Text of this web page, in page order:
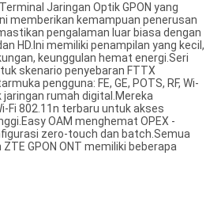
Jaringan Optik GPON yang
memberikan kemampuan penerusan
pengalaman luar biasa dengan
HD.Ini memiliki penampilan yang kecil,
keunggulan hemat energi.Seri
skenario penyebaran FTTX
pengguna: FE, GE, POTS, RF, Wi-
jaringan rumah digital.Mereka
Fi 802.11n terbaru untuk akses
OAM menghemat OPEX -
zero-touch dan batch.Semua
ZTE GPON ONT memiliki beberapa